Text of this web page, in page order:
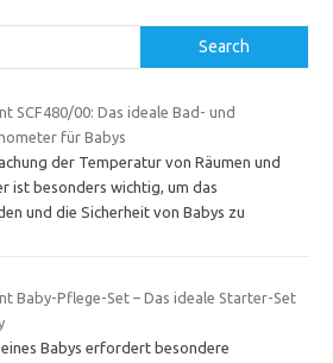
Search
SCF480/00: Das ideale Bad- und
für Babys
der Temperatur von Räumen und
ist besonders wichtig, um das
und die Sicherheit von Babys zu
Baby-Pflege-Set – Das ideale Starter-Set
Babys erfordert besondere